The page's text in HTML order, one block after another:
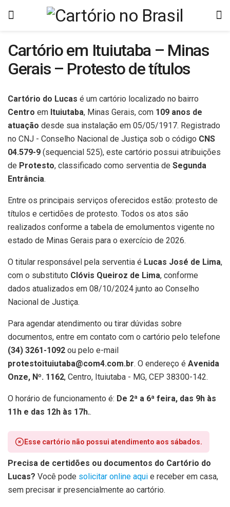
Cartório em Ituiutaba – Minas
Gerais – Protesto de títulos
Cartório do Lucas é um cartório localizado no bairro
Centro em Ituiutaba, Minas Gerais, com 109 anos de
atuação desde sua instalação em 05/05/1917. Registrado
no CNJ - Conselho Nacional de Justiça sob o código CNS
04.579-9 (sequencial 525), este cartório possui atribuições
de Protesto, classificado como serventia de Segunda
Entrância.
Entre os principais serviços oferecidos estão: protesto de
títulos e certidões de protesto. Todos os atos são
realizados conforme a tabela de emolumentos vigente no
estado de Minas Gerais para o exercício de 2026.
O titular responsável pela serventia é Lucas José de Lima,
com o substituto Clóvis Queiroz de Lima, conforme
dados atualizados em 08/10/2024 junto ao Conselho
Nacional de Justiça.
Para agendar atendimento ou tirar dúvidas sobre
documentos, entre em contato com o cartório pelo telefone
(34) 3261-1092 ou pelo e-mail
protestoituiutaba@com4.com.br. O endereço é Avenida
Onze, Nº. 1162, Centro, Ituiutaba - MG, CEP 38300-142.
O horário de funcionamento é: De 2ª a 6ª feira, das 9h às
11h e das 12h às 17h..
Esse cartório não possui atendimento aos sábados.
Precisa de certidões ou documentos do Cartório do
Lucas? Você pode solicitar online aqui e receber em casa,
sem precisar ir presencialmente ao cartório.